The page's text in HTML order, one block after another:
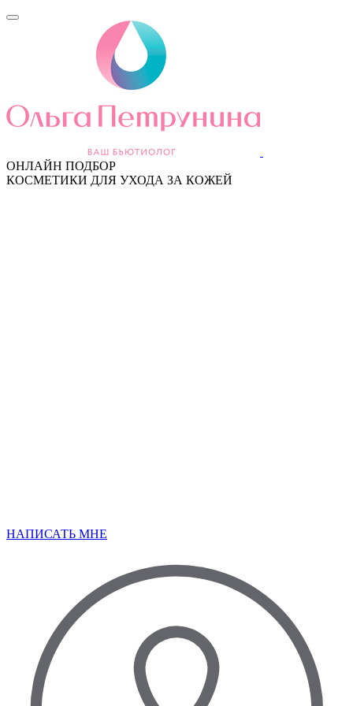
ОНЛАЙН ПОДБОР
КОСМЕТИКИ ДЛЯ УХОДА ЗА КОЖЕЙ
НАПИСАТЬ МНЕ